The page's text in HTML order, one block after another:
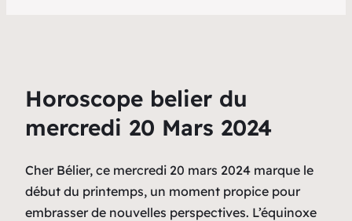
Horoscope belier du
mercredi 20 Mars 2024
Cher Bélier, ce mercredi 20 mars 2024 marque le
début du printemps, un moment propice pour
embrasser de nouvelles perspectives. L’équinoxe